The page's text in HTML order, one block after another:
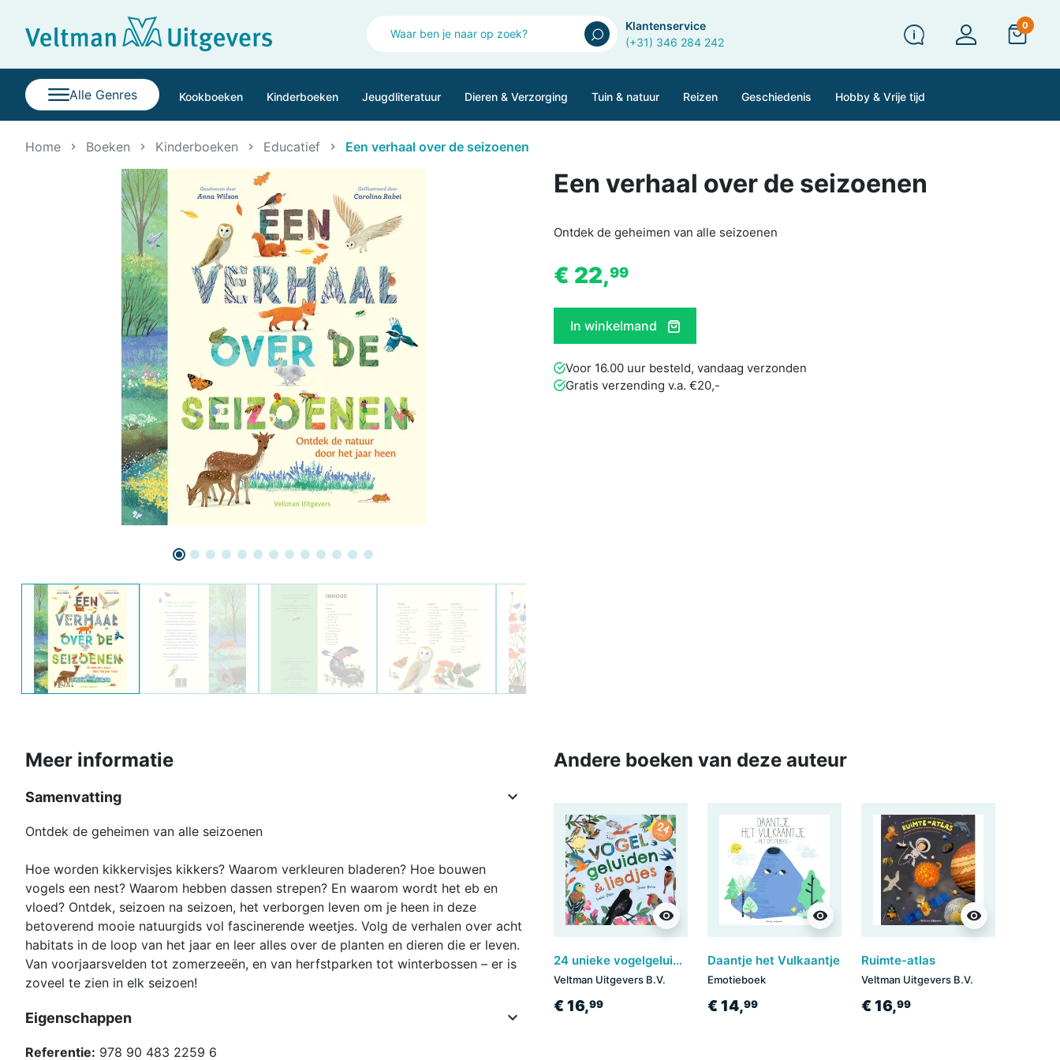
Klantenservice
(+31) 346 284 242
0
Alle Genres Kookboeken Kinderboeken Jeugdliteratuur Dieren & Verzorging Tuin & natuur Reizen Geschiedenis Hobby & Vrije tijd
Home Boeken Kinderboeken Educatief Een verhaal over de seizoenen
Een verhaal over de seizoenen
Ontdek de geheimen van alle seizoenen
€ 22,99
In winkelmand
Voor 16.00 uur besteld, vandaag verzonden
Gratis verzending v.a. €20,-
Meer informatie
Samenvatting 
Ontdek de geheimen van alle seizoenen
Hoe worden kikkervisjes kikkers? Waarom verkleuren bladeren? Hoe bouwen
vogels een nest? Waarom hebben dassen strepen? En waarom wordt het eb en
vloed? Ontdek, seizoen na seizoen, het verborgen leven om je heen in deze
betoverend mooie natuurgids vol fascinerende weetjes. Volg de verhalen over acht
habitats in de loop van het jaar en leer alles over de planten en dieren die er leven.
Van voorjaarsvelden tot zomerzeeën, en van herfstparken tot winterbossen – er is
zoveel te zien in elk seizoen!
Eigenschappen 
Referentie: 978 90 483 2259 6
Andere boeken van deze auteur
visibility
24 unieke vogelgeluiden & liedjes
Veltman Uitgevers B.V.
€ 16,99
visibility
Daantje het Vulkaantje
Emotieboek
€ 14,99
visibility
Ruimte-atlas
Veltman Uitgevers B.V.
€ 16,99